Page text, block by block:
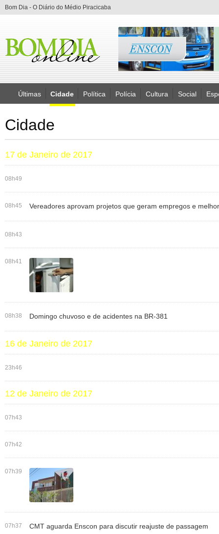
Bom Dia - O Diário do Médio Piracicaba
Últimas Cidade Política Polícia Cultura Social
Cidade
17 de Janeiro de 2017
08h49
08h45 Vereadores aprovam projetos que geram empregos e
08h43
08h41
08h38 Domingo chuvoso e de acidentes na BR-381
16 de Janeiro de 2017
23h46
12 de Janeiro de 2017
07h43
07h42
07h39
07h37 CMT aguarda Enscon para discutir reajuste de passagem